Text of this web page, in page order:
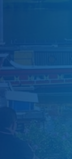
une nouvelle
une nouvelle